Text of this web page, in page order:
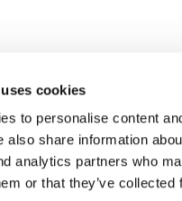
cookies
to personalise content
also share information
analytics partners who
or that they’ve